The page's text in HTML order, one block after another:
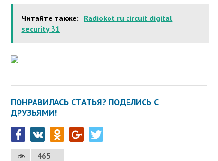
Читайте также: Radiokot ru circuit digital
security 31
ПОНРАВИЛАСЬ СТАТЬЯ? ПОДЕЛИСЬ С
ДРУЗЬЯМИ!
465